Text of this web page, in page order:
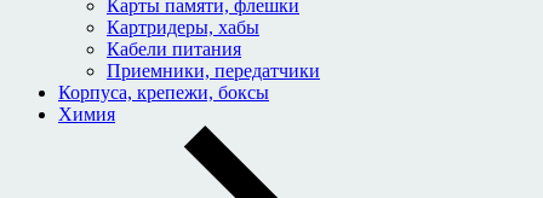
Карты памяти, флешки
Картридеры, хабы
Кабели питания
Приемники, передатчики
Корпуса, крепежи, боксы
Химия